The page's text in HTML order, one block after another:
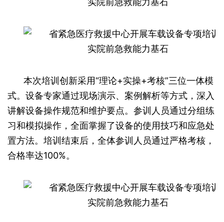
本次培训创新采用“理论+实操+考核”三位一体模
式。设备专家通过现场演示、案例解析等方式，深入
讲解设备操作规范和维护要点。参训人员通过分组练
习和模拟操作，全面掌握了设备的使用技巧和应急处
置方法。培训结束后，全体参训人员通过严格考核，
合格率达100%。